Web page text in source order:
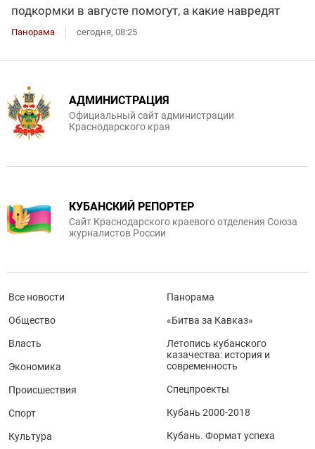
подкормки в августе помогут, а какие навредят
Панорама сегодня, 08:25
АДМИНИСТРАЦИЯ
Официальный сайт администрации
Краснодарского края
КУБАНСКИЙ РЕПОРТЕР
Сайт Краснодарского краевого отделения Союза
журналистов России
Все новости
Общество
Власть
Экономика
Происшествия
Спорт
Культура
Панорама
«Битва за Кавказ»
Летопись кубанского
казачества: история и
современность
Спецпроекты
Кубань 2000-2018
Кубань. Формат успеха